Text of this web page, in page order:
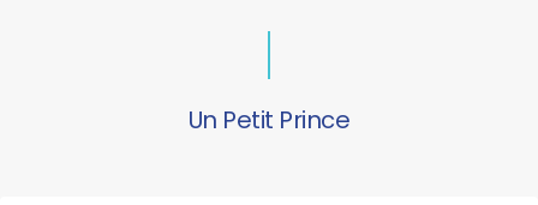
Un Petit Prince